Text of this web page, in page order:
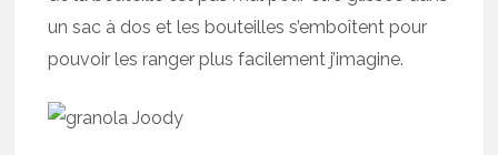
un sac à dos et les bouteilles s’emboîtent pour
pouvoir les ranger plus facilement j’imagine.